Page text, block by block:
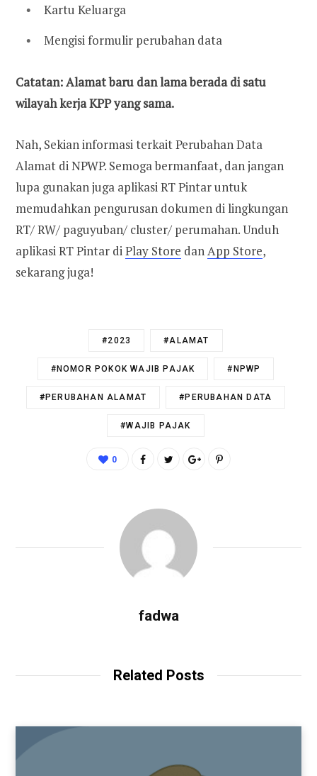
Kartu Keluarga
Mengisi formulir perubahan data
Catatan: Alamat baru dan lama berada di satu
wilayah kerja KPP yang sama.
Nah, Sekian informasi terkait Perubahan Data
Alamat di NPWP. Semoga bermanfaat, dan jangan
lupa gunakan juga aplikasi RT Pintar untuk
memudahkan pengurusan dokumen di lingkungan
RT/ RW/ paguyuban/ cluster/ perumahan. Unduh
aplikasi RT Pintar di Play Store dan App Store,
sekarang juga!
#2023 #ALAMAT
#NOMOR POKOK WAJIB PAJAK #NPWP
#PERUBAHAN ALAMAT #PERUBAHAN DATA
#WAJIB PAJAK
0
fadwa
Related Posts